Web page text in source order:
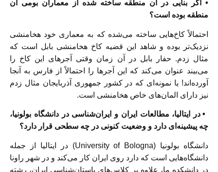
• اگر بنایی در آن منطقه ساخته شده از معماران بومی آن
منطقه بوده است؟
احتمالاً کاخ‌هایی ساخته می‌شده که به معماری خود هخامنشی
نزدیک‌تر بوده و شاهد این قضیه کاخ هخامنشی بابل است که
مثال زدم. حفار بابل در آن زمان وقتی آجرهای این کاخ را
می‌بیند عنوان می‌کند که این آجرها را احتمالاً از فارس به آنجا
آورده‌اند! یا نمونه‌ای که در کشور جمهوری آذربایجان مثال زدم
نیز دارای المان‌های خاص هخامنشی است.
• در ایتالیا، مطالعات ایران و ایران‌شناسی در دانشگاه بولونیا،
چه پیشینه‌ای دارد و وضعیت کنونی در چه سطحی قرار دارد؟
دانشگاه بولونیا (University of Bologna) در ایتالیا از جمله
دانشگاه‌هایی است که دارد روی ایران کار می‌کند و در شهر راونا
در دانشکده ما، علاوه بر کلاس‌های باستان‌شناسی ایران، رشته